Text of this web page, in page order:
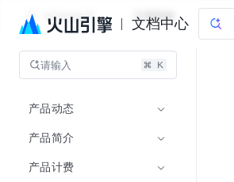
文档中心
veImageX 文档指南
请输入
产品动态
产品简介
产品计费